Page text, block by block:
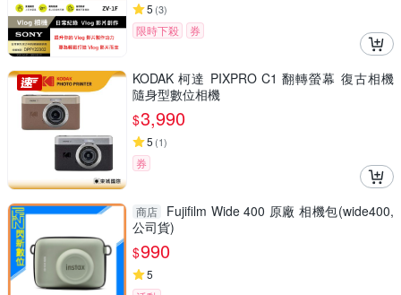
5 (3)
限時下殺 券
KODAK 柯達 PIXPRO C1 翻轉螢幕 復古相機
隨身型數位相機
$3,990
5 (1)
券
商店
Fujifilm Wide 400 原廠 相機包(wide400,
公司貨)
$990
5